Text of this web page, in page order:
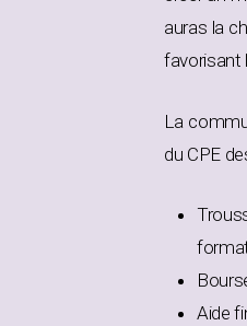
auras la
favorisant
La
du CPE
Aide